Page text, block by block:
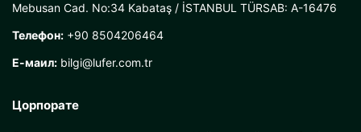
Mebusan Cad. No:34 Kabataş / İSTANBUL TÜRSAB: A-16476
Телефон: +90 8504206464
Е-маил: bilgi@lufer.com.tr
Цорпорате